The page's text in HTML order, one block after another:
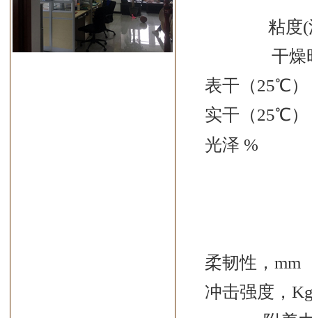
粘度(
干燥
表干（25℃）
实干（25℃）
光泽 %
柔韧
冲击强度，